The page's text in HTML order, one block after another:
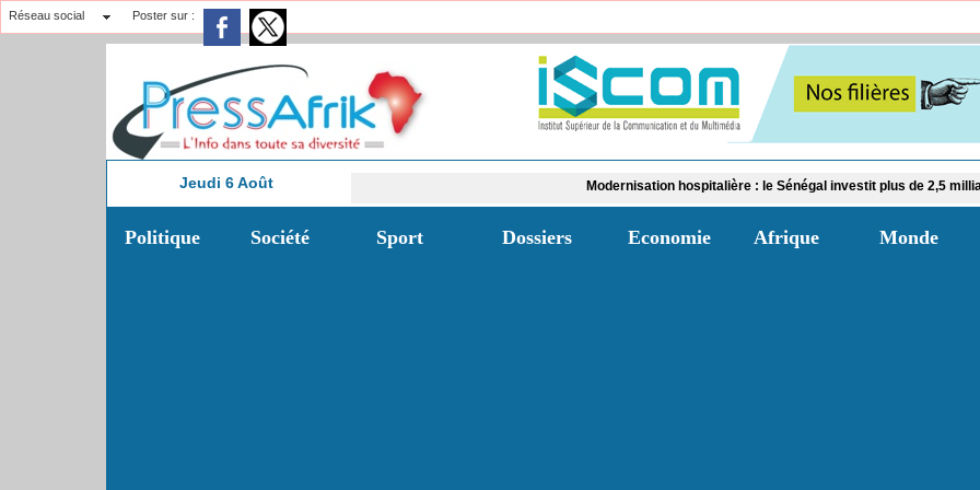
Réseau social Poster sur :
Jeudi 6 Août Modernisation hospitalière : le Sénégal investit plus de 2,5 milliards FCFA dans
Politique Société Sport Dossiers Economie Afrique Monde